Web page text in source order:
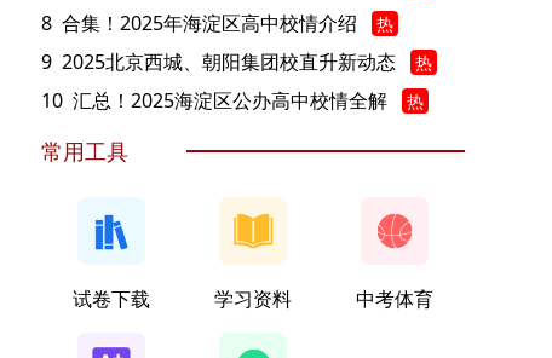
8 合集！2025年海淀区高中校情介绍 热
9 2025北京西城、朝阳集团校直升新动态 热
10 汇总！2025海淀区公办高中校情全解 热
常用工具
试卷下载 学习资料 中考体育